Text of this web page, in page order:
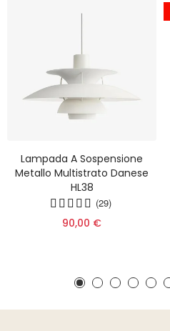
Lampada A Sospensione
Metallo Multistrato Danese
HL38
(29)
90,00 €